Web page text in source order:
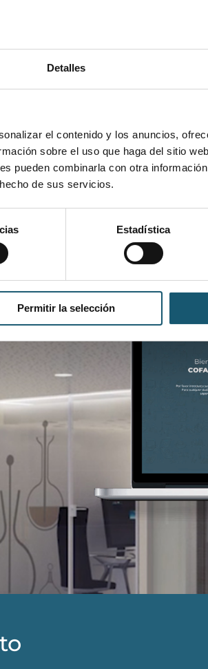
Detalles
el contenido y los anuncios,
sobre el uso que haga del sitio
pueden combinarla con otra
de sus servicios.
Estadística
Permitir la selección
colegiados.
de esta a la EVES.